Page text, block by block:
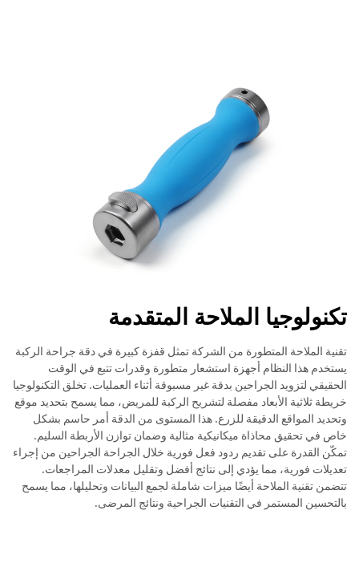
تكنولوجيا الملاحة المتقدمة
تقنية الملاحة المتطورة من الشركة تمثل قفزة كبيرة في دقة جراحة الركبة
يستخدم هذا النظام أجهزة استشعار متطورة وقدرات تتبع في الوقت
الحقيقي لتزويد الجراحين بدقة غير مسبوقة أثناء العمليات. تخلق التكنولوجيا
خريطة ثلاثية الأبعاد مفصلة لتشريح الركبة للمريض، مما يسمح بتحديد موقع
وتحديد المواقع الدقيقة للزرع. هذا المستوى من الدقة أمر حاسم بشكل
خاص في تحقيق محاذاة ميكانيكية مثالية وضمان توازن الأربطة السليم.
تمكّن القدرة على تقديم ردود فعل فورية خلال الجراحة الجراحين من إجراء
تعديلات فورية، مما يؤدي إلى نتائج أفضل وتقليل معدلات المراجعات.
تتضمن تقنية الملاحة أيضًا ميزات شاملة لجمع البيانات وتحليلها، مما يسمح
بالتحسين المستمر في التقنيات الجراحية ونتائج المرضى.